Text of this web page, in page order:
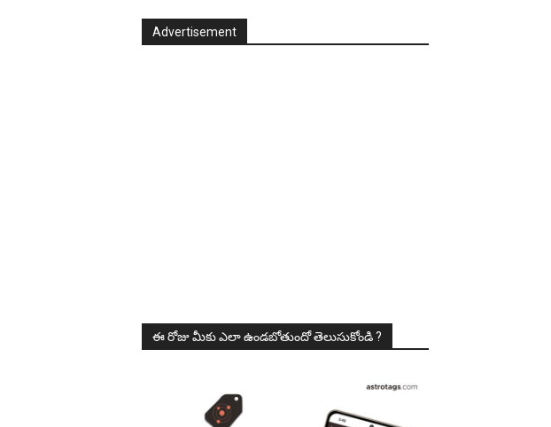
Advertisement
ఈ రోజు మీకు ఎలా ఉండబోతుందో తెలుసుకోండి ?